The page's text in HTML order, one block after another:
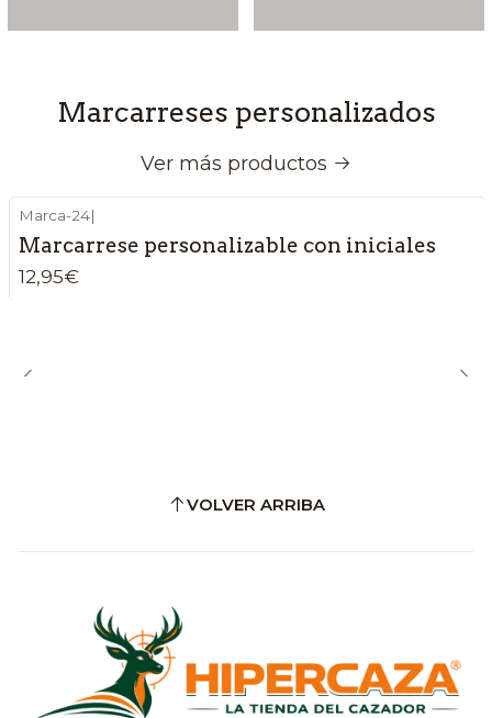
Marcarreses personalizados
Ver más productos
Marca-24|
Marcarrese personalizable con iniciales
12,95€
VOLVER ARRIBA